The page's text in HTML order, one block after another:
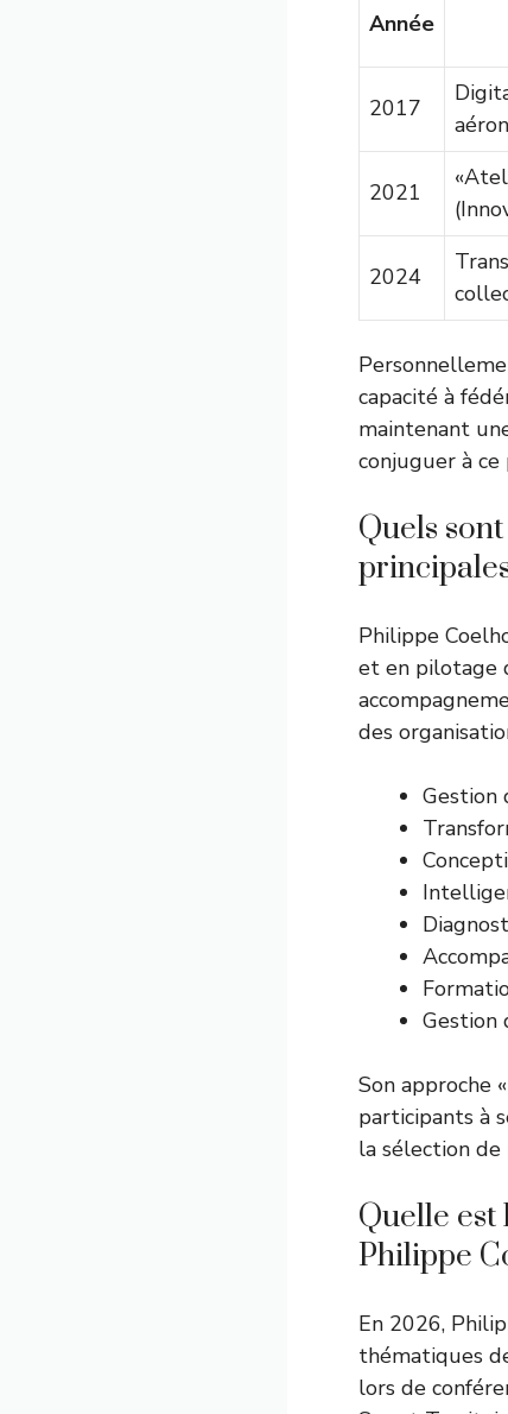
Année
2017
2021
2024
capacité à
maintenant
conjuguer à
Quels
Philippe
et en pilotage
des
Gestion
Gestion
Son approche
participants à
la sélection
Quelle est
Philippe
En 2026,
thématiques
lors de